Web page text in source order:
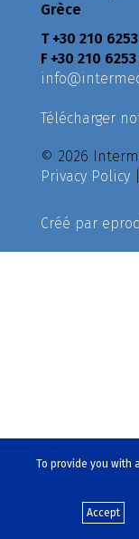
To provide you with
Accept
Grèce
Τ +30 210
F +30 210
Télécharger
© 2026
Privacy Policy
Créé par